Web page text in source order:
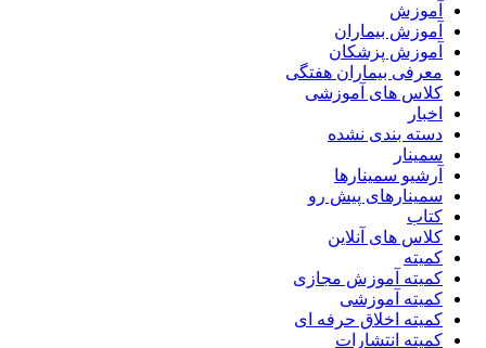
آموزش
آموزش بیماران
آموزش پزشکان
معرفی بیماران هفتگی
کلاس های آموزشی
اخبار
دسته بندی نشده
سمینار
آرشیو سمینارها
سمینارهای پیش رو
کتاب
کلاس های آنلاین
کمیته
کمیته آموزش مجازی
کمیته آموزشی
کمیته اخلاق حرفه ای
کمیته انتشارات